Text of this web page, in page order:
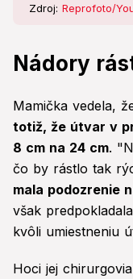
Zdroj: Reprofoto/
Nádory
Mamička vedela,
totiž, že útvar v
8 cm na 24 cm.
čo by rástlo tak
mala podozrenie
však
kvôli umiestneniu
Hoci jej